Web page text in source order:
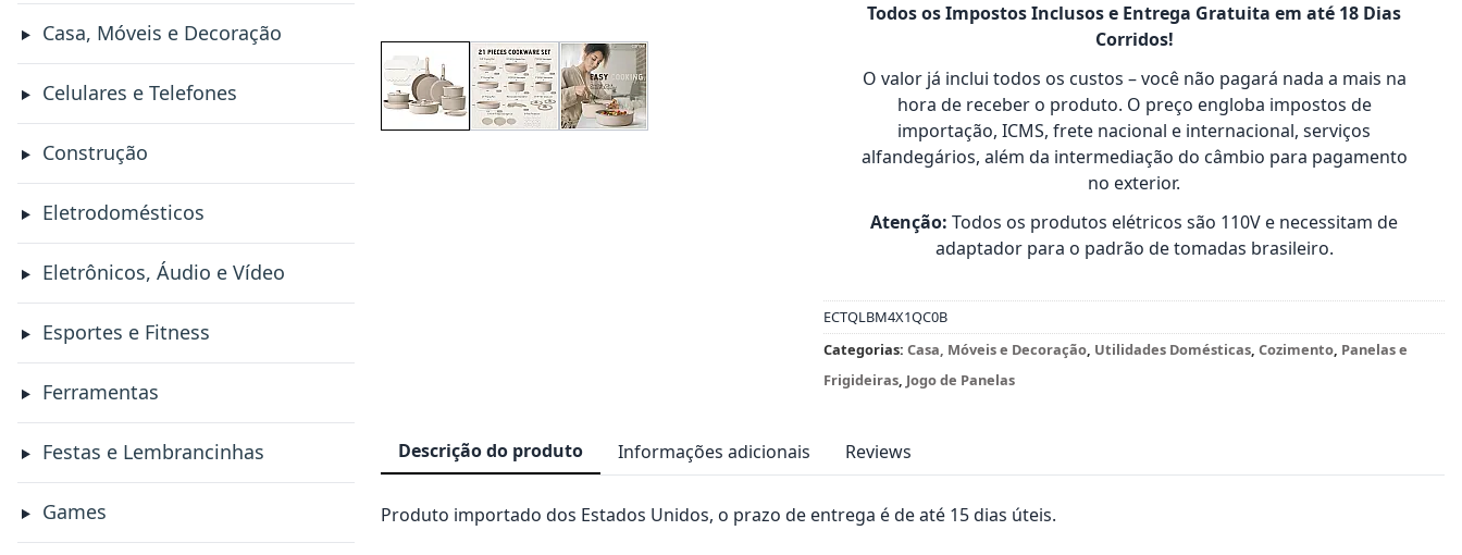
Casa, Móveis e Decoração
Celulares e Telefones
Construção
Eletrodomésticos
Eletrônicos, Áudio e Vídeo
Esportes e Fitness
Ferramentas
Festas e Lembrancinhas
Games
Todos os Impostos Inclusos e Entrega Gratuita em até 18 Dias
Corridos!
O valor já inclui todos os custos – você não pagará nada a mais na
hora de receber o produto. O preço engloba impostos de
importação, ICMS, frete nacional e internacional, serviços
alfandegários, além da intermediação do câmbio para pagamento
no exterior.
Atenção: Todos os produtos elétricos são 110V e necessitam de
adaptador para o padrão de tomadas brasileiro.
ECTQLBM4X1QC0B
Categorias:Casa, Móveis e Decoração, Utilidades Domésticas,Cozimento, Panelas e
Frigideiras, Jogo de Panelas
Descrição do produto Informações adicionais Reviews
Produto importado dos Estados Unidos, o prazo de entrega é de até 15 dias úteis.